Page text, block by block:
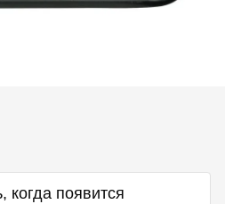
когда появится